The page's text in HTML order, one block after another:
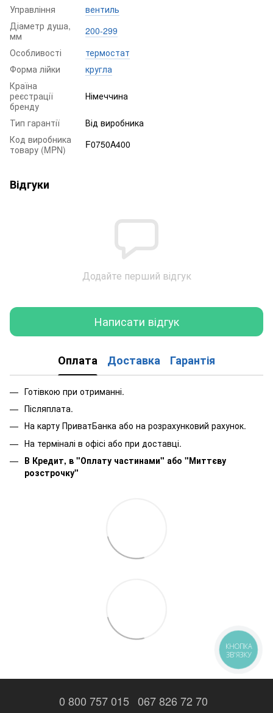
Управління
вентиль
Діаметр душа,
мм
200-299
Особливості
термостат
Форма лійки
кругла
Країна
реєстрації
бренду
Німеччина
Тип гарантії
Від виробника
Код виробника
товару (MPN)
F0750A400
Відгуки
Додайте перший відгук
Написати відгук
Оплата Доставка Гарантія
Готівкою при отриманні.
Післяплата.
На карту ПриватБанка або на розрахунковий рахунок.
На терміналі в офісі або при доставці.
В Кредит, в "Оплату частинами" або "Миттєву
розстрочку"
0 800 757 015 067 826 72 70
КНОПКА
ЗВ'ЯЗКУ